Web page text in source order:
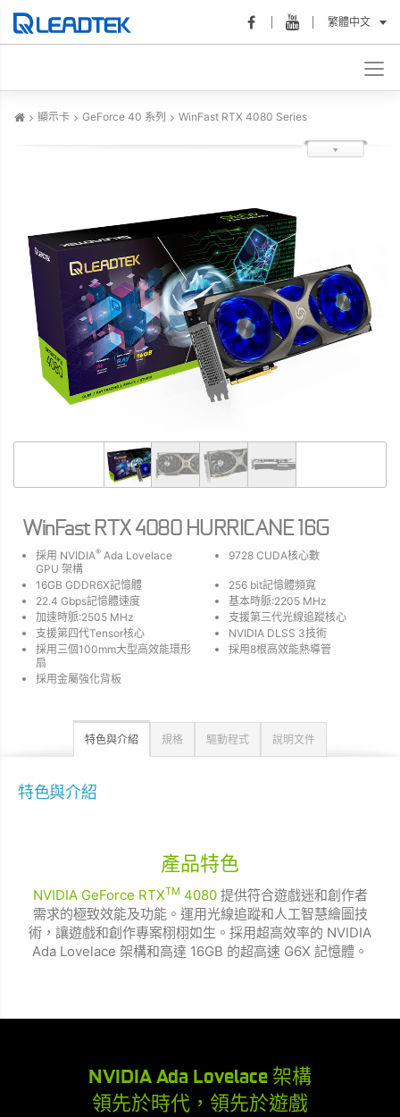
繁體中文
顯示卡 GeForce 40 系列 WinFast RTX 4080 Series
WinFast RTX 4080 HURRICANE 16G
採用 NVIDIA® Ada Lovelace
GPU 架構
9728 CUDA核心數
16GB GDDR6X記憶體
256 bit記憶體頻寬
22.4 Gbps記憶體速度
基本時脈:2205 MHz
加速時脈:2505 MHz
支援第三代光線追蹤核心
支援第四代Tensor核心
NVIDIA DLSS 3技術
採用三個100mm大型高效能環形
扇
採用8根高效能熱導管
採用金屬強化背板
特色與介紹 規格 驅動程式 說明文件
特色與介紹
產品特色
NVIDIA GeForce RTXTM 4080提供符合遊戲迷和創作者
需求的極致效能及功能。運用光線追蹤和人工智慧繪圖技
術，讓遊戲和創作專案栩栩如生。採用超高效率的 NVIDIA
Ada Lovelace 架構和高達 16GB 的超高速 G6X 記憶體。
NVIDIA Ada Lovelace 架構
領先於時代，領先於遊戲